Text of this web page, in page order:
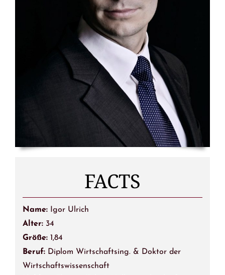
FACTS
Name:
Igor Ulrich
Alter: 34
Größe: 1,84
Beruf: Diplom Wirtschaftsing. & Doktor der
Wirtschaftswissenschaft